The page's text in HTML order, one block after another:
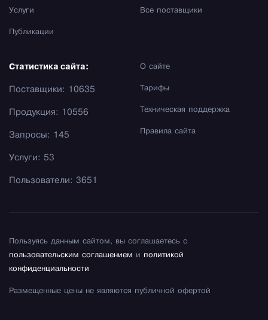
Услуги
Публикации
Все поставщики
О сайте
Тарифы
Техническая поддержка
Правила сайта
Статистика сайта:
Поставщики: 10635
Продукция: 10556
Запросы: 145
Услуги: 53
Пользователи: 3651
Пользуясь данным сайтом, вы соглашаетесь с
пользовательским соглашением и политикой
конфиденциальности
Размещенные цены не являются публичной офертой